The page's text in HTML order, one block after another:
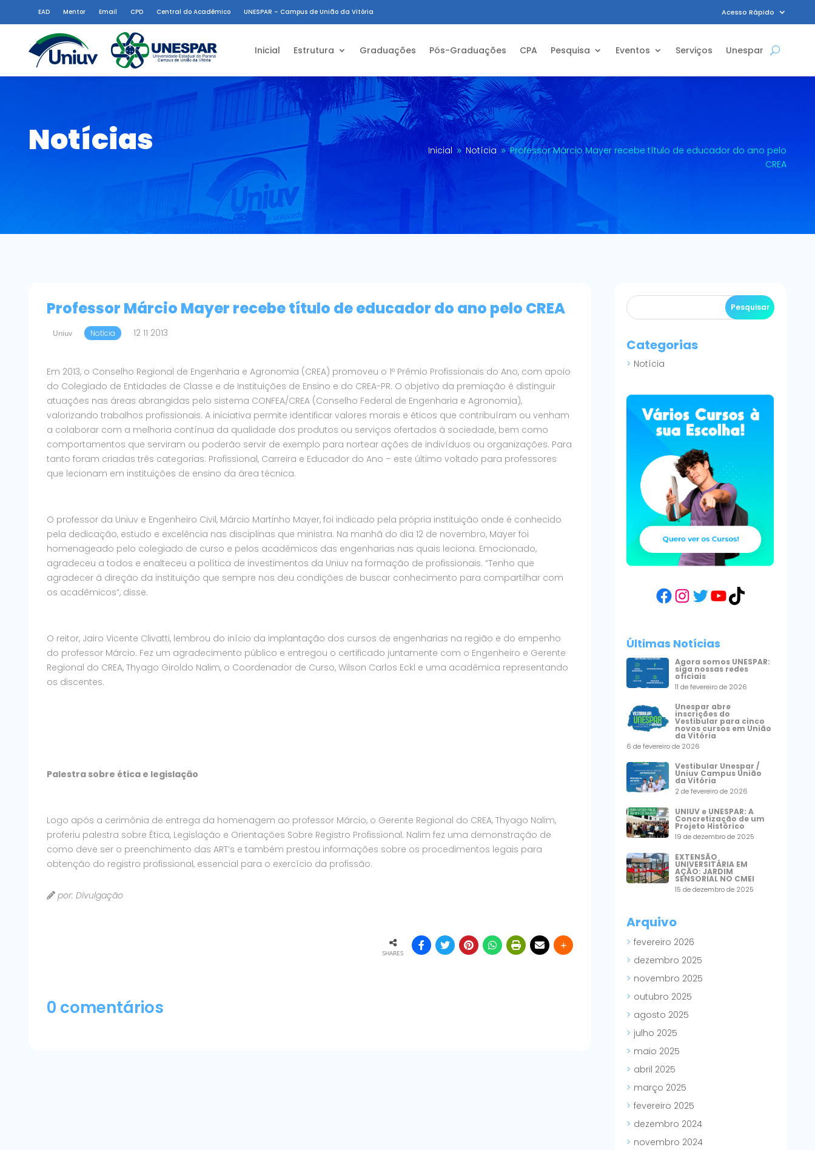
EAD Mentor Email CPD Central do Acadêmico UNESPAR – Campus de União da Vitória Acesso Rápido
Inicial Estrutura Graduações Pós-Graduações CPA Pesquisa Eventos Serviços Unespar
Notícias Inicial 9 Notícia 9 Professor Márcio Mayer recebe título de educador do ano pelo
CREA
Professor Márcio Mayer recebe título de educador do ano pelo CREA
Uniuv Notícia 12 11 2013
Em 2013, o Conselho Regional de Engenharia e Agronomia (CREA) promoveu o 1º Prêmio Profissionais do Ano, com apoio
do Colegiado de Entidades de Classe e de Instituições de Ensino e do CREA-PR. O objetivo da premiação é distinguir
atuações nas áreas abrangidas pelo sistema CONFEA/CREA (Conselho Federal de Engenharia e Agronomia),
valorizando trabalhos profissionais. A iniciativa permite identificar valores morais e éticos que contribuíram ou venham
a colaborar com a melhoria contínua da qualidade dos produtos ou serviços ofertados à sociedade, bem como
comportamentos que serviram ou poderão servir de exemplo para nortear ações de indivíduos ou organizações. Para
tanto foram criadas três categorias: Profissional, Carreira e Educador do Ano – este último voltado para professores
que lecionam em instituições de ensino da área técnica.
O professor da Uniuv e Engenheiro Civil, Márcio Martinho Mayer, foi indicado pela própria instituição onde é conhecido
pela dedicação, estudo e excelência nas disciplinas que ministra. Na manhã do dia 12 de novembro, Mayer foi
homenageado pelo colegiado de curso e pelos acadêmicos das engenharias nas quais leciona. Emocionado,
agradeceu a todos e enalteceu a política de investimentos da Uniuv na formação de profissionais. “Tenho que
agradecer à direção da instituição que sempre nos deu condições de buscar conhecimento para compartilhar com
os acadêmicos”, disse.
O reitor, Jairo Vicente Clivatti, lembrou do início da implantação dos cursos de engenharias na região e do empenho
do professor Márcio. Fez um agradecimento público e entregou o certificado juntamente com o Engenheiro e Gerente
Regional do CREA, Thyago Giroldo Nalim, o Coordenador de Curso, Wilson Carlos Eckl e uma acadêmica representando
os discentes.
Palestra sobre ética e legislação
Logo após a cerimônia de entrega da homenagem ao professor Márcio, o Gerente Regional do CREA, Thyago Nalim,
proferiu palestra sobre Ética, Legislação e Orientações Sobre Registro Profissional. Nalim fez uma demonstração de
como deve ser o preenchimento das ART’s e também prestou informações sobre os procedimentos legais para
obtenção do registro profissional, essencial para o exercício da profissão.
por: Divulgação
SHARES
0 comentários
Categorias
Notícia
Facebook
Instagram
Twitter
YouTube
TikTok
Últimas Notícias
Agora somos UNESPAR:
siga nossas redes
oficiais
11 de fevereiro de 2026
Unespar abre
inscrições do
Vestibular para cinco
novos cursos em União
da Vitória
6 de fevereiro de 2026
Vestibular Unespar /
Uniuv Campus União
da Vitória
2 de fevereiro de 2026
UNIUV e UNESPAR: A
Concretização de um
Projeto Histórico
19 de dezembro de 2025
EXTENSÃO
UNIVERSITÁRIA EM
AÇÃO: JARDIM
SENSORIAL NO CMEI
15 de dezembro de 2025
Arquivo
fevereiro 2026
dezembro 2025
novembro 2025
outubro 2025
agosto 2025
julho 2025
maio 2025
abril 2025
março 2025
fevereiro 2025
dezembro 2024
novembro 2024